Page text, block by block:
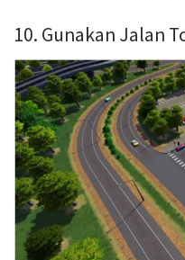
10. Gunakan Jalan